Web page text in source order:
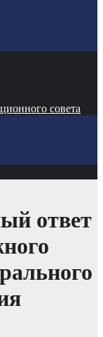
совета
ответ